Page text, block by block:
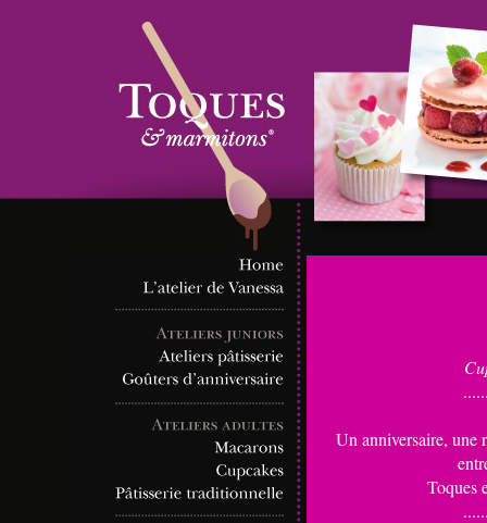
Un anniversaire, une
Toques